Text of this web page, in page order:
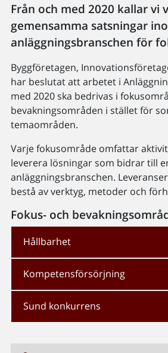
Från och med 2020 kallar vi
gemensamma satsningar
anläggningsbranschen för
Byggföretagen,
har beslutat att arbetet i
med 2020 ska bedrivas i
bevakningsområden i stället för
temaområden.
Varje fokusområde omfattar
leverera lösningar som bidrar till
anläggningsbranschen.
bestå av verktyg, metoder och
Fokus- och
Hållbarhet
Kompetensförsörjning
Sund konkurrens